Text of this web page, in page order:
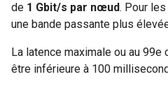
de 1 Gbit/s par nœud. Pour
une bande passante plus
La latence maximale ou au
être inférieure à 100